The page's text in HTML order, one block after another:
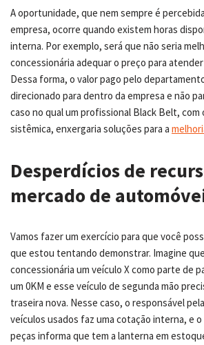
A oportunidade, que nem sempre é
empresa, ocorre quando existem horas
interna. Por exemplo, será que não seria
concessionária adequar o preço para
Dessa forma, o valor pago pelo
direcionado para dentro da empresa e não
caso no qual um profissional Black Belt, com
sistêmica, enxergaria soluções para a
Desperdícios de
mercado de
Vamos fazer um exercício para que você
que estou tentando demonstrar. Imagine
concessionária um veículo X como parte de
um 0KM e esse veículo de segunda mão
traseira nova. Nesse caso, o responsável
veículos usados faz uma cotação interna, e
peças informa que tem a lanterna em